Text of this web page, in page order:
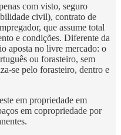
com visto, seguro
civil), contrato de
que assume total
e condições. Diferente da
aposta no livre mercado: o
ou forasteiro, sem
se pelo forasteiro, dentro e
em propriedade em
em copropriedade por